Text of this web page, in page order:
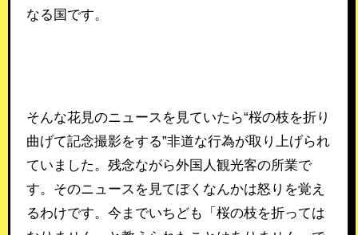
なる国です。
そんな花見のニュースを見ていたら“桜の枝を折り
曲げて記念撮影をする”非道な行為が取り上げられ
ていました。残念ながら外国人観光客の所業で
す。そのニュースを見てぼくなんかは怒りを覚え
るわけです。今までいちども「桜の枝を折っては